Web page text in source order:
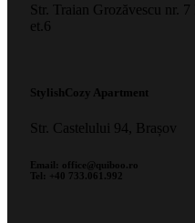
Str. Traian Grozăvescu nr.
et.6
StylishCozy Apartment
Str. Castelului 94 Brașov
Email: office@quiboo.ro
Tel: +40 733.061.992